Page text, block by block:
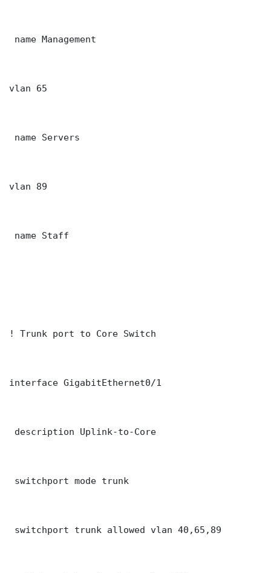
name Management
vlan 65
name Servers
vlan 89
name Staff
! Trunk port to Core Switch
interface GigabitEthernet0/1
description Uplink-to-Core
switchport mode trunk
switchport trunk allowed vlan 40,65,89